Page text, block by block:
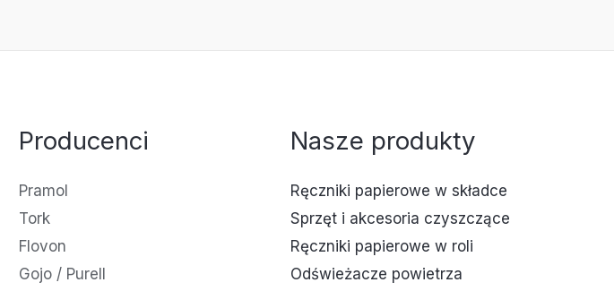
Producenci
Pramol
Tork
Flovon
Gojo / Purell
Nasze produkty
Ręczniki papierowe w składce
Sprzęt i akcesoria czyszczące
Ręczniki papierowe w roli
Odświeżacze powietrza